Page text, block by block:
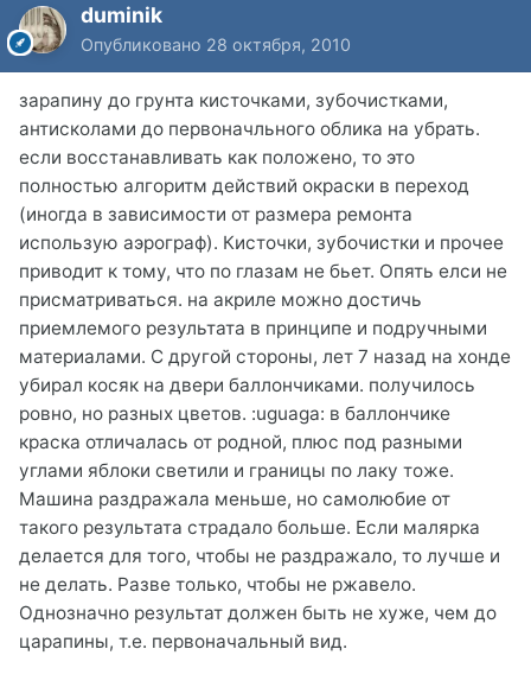
duminik
Опубликовано 28 октября, 2010
зарапину до грунта кисточками, зубочистками,
антисколами до первоначльного облика на убрать.
если восстанавливать как положено, то это
полностью алгоритм действий окраски в переход
(иногда в зависимости от размера ремонта
использую аэрограф). Кисточки, зубочистки и прочее
приводит к тому, что по глазам не бьет. Опять елси не
присматриваться. на акриле можно достичь
приемлемого результата в принципе и подручными
материалами. С другой стороны, лет 7 назад на хонде
убирал косяк на двери баллончиками. получилось
ровно, но разных цветов. :uguaga: в баллончике
краска отличалась от родной, плюс под разными
углами яблоки светили и границы по лаку тоже.
Машина раздражала меньше, но самолюбие от
такого результата страдало больше. Если малярка
делается для того, чтобы не раздражало, то лучше и
не делать. Разве только, чтобы не ржавело.
Однозначно результат должен быть не хуже, чем до
царапины, т.е. первоначальный вид.